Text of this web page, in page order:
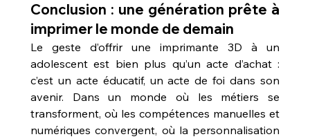
Conclusion : une génération prête à
imprimer le monde de demain
Le geste d’offrir une imprimante 3D à un
adolescent est bien plus qu’un acte d’achat :
c’est un acte éducatif, un acte de foi dans son
avenir. Dans un monde où les métiers se
transforment, où les compétences manuelles et
numériques convergent, où la personnalisation